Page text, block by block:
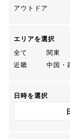
アウトドア
エリアを選択
全て
関東
近畿
中国・
日時を選択